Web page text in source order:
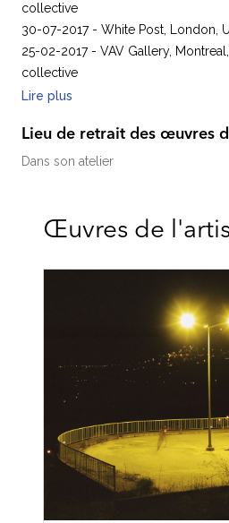
collective
30-07-2017 - White Post, London,
25-02-2017 - VAV Gallery,
collective
Lire plus
Lieu de retrait des œuvres
Dans son atelier
Œuvres de